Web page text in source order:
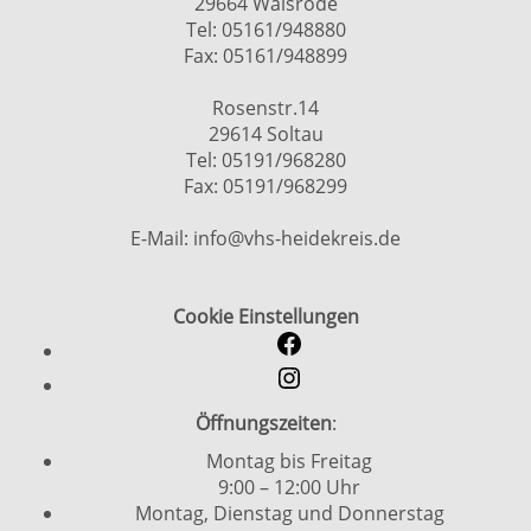
Tel: 05161/948880
Fax: 05161/948899
Rosenstr.14
29614 Soltau
Tel: 05191/968280
Fax: 05191/968299
E-Mail: info@vhs-heidekreis.de
Cookie Einstellungen
Öffnungszeiten:
Montag bis Freitag
9:00 – 12:00 Uhr
Montag, Dienstag und Donnerstag